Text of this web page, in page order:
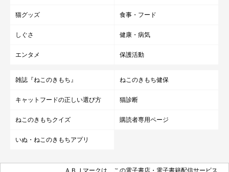
猫グッズ 食事・フード
しぐさ 健康・病気
エンタメ 保護活動
雑誌『ねこのきもち』 ねこのきもち健保
キャットフードの正しい選び方 猫診断
ねこのきもちクイズ 購読者専用ページ
いぬ・ねこのきもちアプリ
ＡＢＪマークは、この電子書店・電子書籍配信サービス